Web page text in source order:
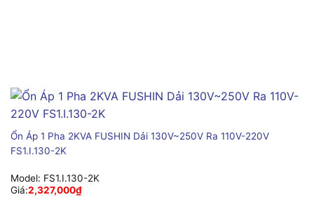
Ổn Áp 1 Pha 2KVA FUSHIN Dải 130V~250V Ra 110V-220V
FS1.I.130-2K
Model: FS1.I.130-2K
Giá:2,327,000₫